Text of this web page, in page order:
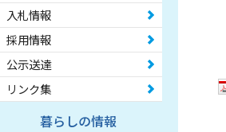
入札情報
採用情報
公示送達
リンク集
暮らしの情報